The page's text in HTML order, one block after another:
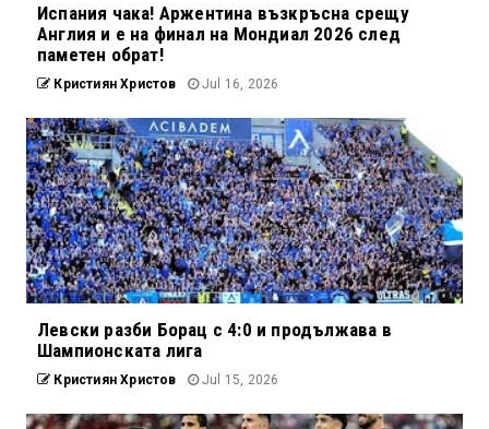
Испания чака! Аржентина възкръсна срещу
Англия и е на финал на Мондиал 2026 след
паметен обрат!
Кристиян Христов Jul 16, 2026
Левски разби Борац с 4:0 и продължава в
Шампионската лига
Кристиян Христов Jul 15, 2026